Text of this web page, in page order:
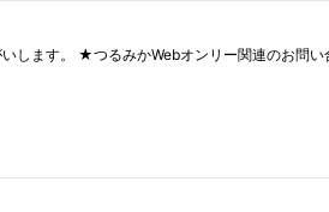
します。 ★つるみかWebオンリー関連のお問